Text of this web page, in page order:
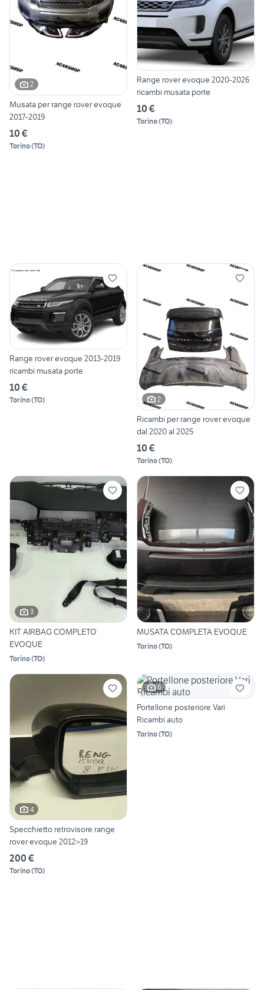
2
Musata per range rover evoque
2017-2019
10 €
Torino(TO)
Range rover evoque 2020-2026
ricambi musata porte
10 €
Torino(TO)
Range rover evoque 2013-2019
ricambi musata porte
10 €
Torino(TO) 2
Ricambi per range rover evoque
dal 2020 al 2025
10 €
Torino(TO)
3
KIT AIRBAG COMPLETO
EVOQUE
Torino(TO)
MUSATA COMPLETA EVOQUE
Torino(TO)
4
Specchietto retrovisore range
rover evoque 2012>19
200 €
Torino(TO)
6
Portellone posteriore Vari
Ricambi auto
Torino(TO)